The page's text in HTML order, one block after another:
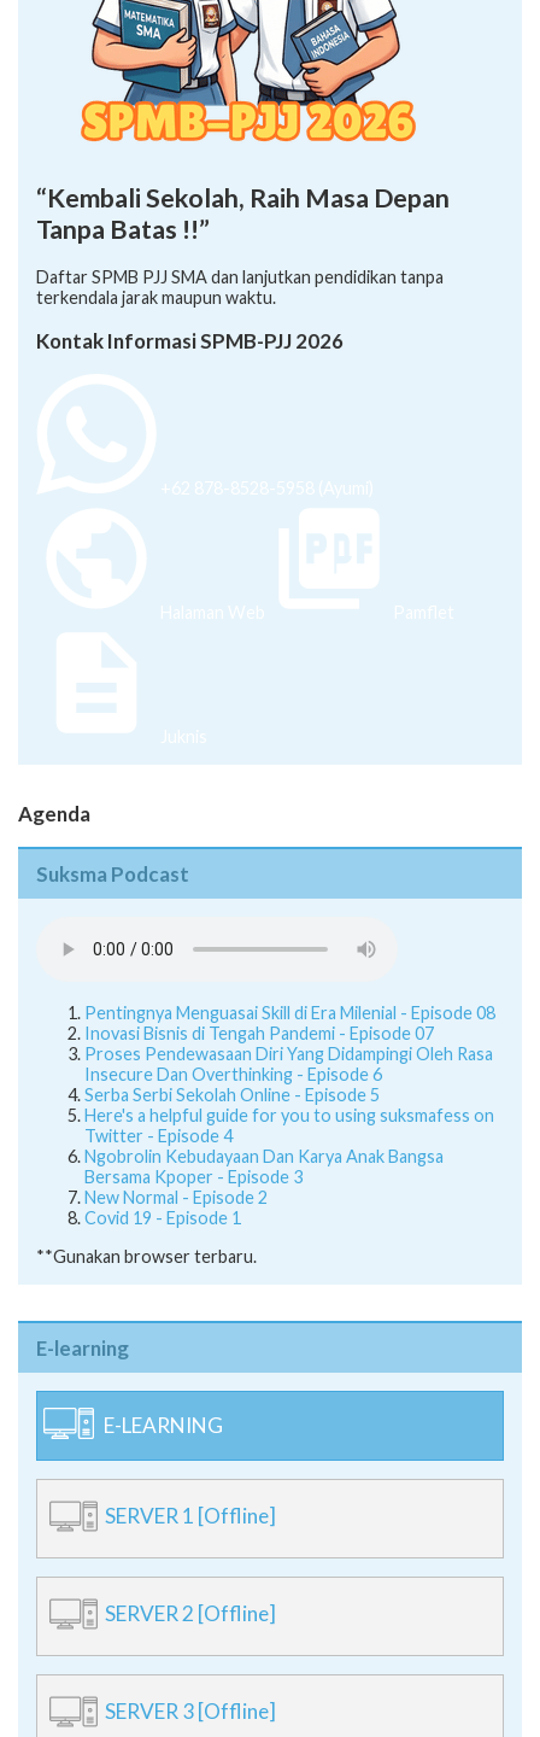
“Kembali Sekolah, Raih Masa Depan
Tanpa Batas !!”
Daftar SPMB PJJ SMA dan lanjutkan pendidikan tanpa
terkendala jarak maupun waktu.
Kontak Informasi SPMB-PJJ 2026
+62 878-8528-5958 (Ayumi)
Halaman Web Pamflet
Juknis
Agenda
Suksma Podcast
Pentingnya Menguasai Skill di Era Milenial - Episode 08
Inovasi Bisnis di Tengah Pandemi - Episode 07
Proses Pendewasaan Diri Yang Didampingi Oleh Rasa
Insecure Dan Overthinking - Episode 6
Serba Serbi Sekolah Online - Episode 5
Here's a helpful guide for you to using suksmafess on
Twitter - Episode 4
Ngobrolin Kebudayaan Dan Karya Anak Bangsa
Bersama Kpoper - Episode 3
New Normal - Episode 2
Covid 19 - Episode 1
**Gunakan browser terbaru.
E-learning
E-LEARNING
SERVER 1 [Offline]
SERVER 2 [Offline]
SERVER 3 [Offline]